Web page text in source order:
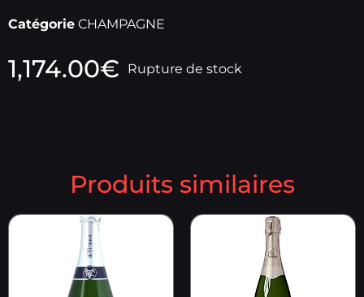
Catégorie CHAMPAGNE
1,174.00€ Rupture de stock
Produits similaires